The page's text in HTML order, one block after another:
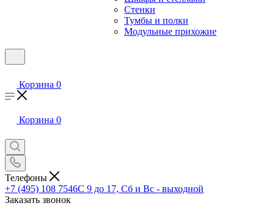
Стенки
Тумбы и полки
Модульные прихожие
Корзина 0
Корзина 0
Телефоны
+7 (495) 108 7546С 9 до 17, Сб и Вс - выходной
Заказать звонок